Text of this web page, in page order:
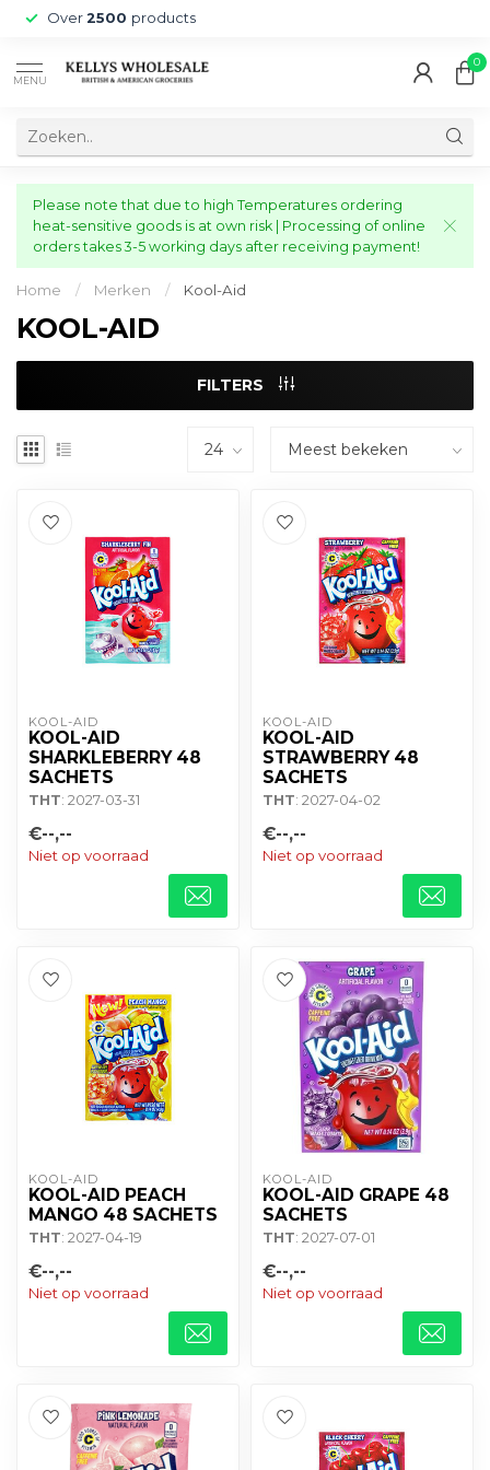
Over 2500 products
MENU
0
Please note that due to high Temperatures ordering
heat-sensitive goods is at own risk | Processing of online
orders takes 3-5 working days after receiving payment!
Home / Merken / Kool-Aid
KOOL-AID
FILTERS
KOOL-AID
KOOL-AID
SHARKLEBERRY 48
SACHETS
THT: 2027-03-31
€--,--
Niet op voorraad
KOOL-AID
KOOL-AID
STRAWBERRY 48
SACHETS
THT: 2027-04-02
€--,--
Niet op voorraad
KOOL-AID
KOOL-AID PEACH
MANGO 48 SACHETS
THT: 2027-04-19
€--,--
Niet op voorraad
KOOL-AID
KOOL-AID GRAPE 48
SACHETS
THT: 2027-07-01
€--,--
Niet op voorraad